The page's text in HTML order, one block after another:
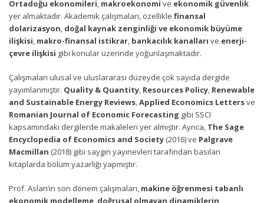
Ortadoğu ekonomileri, makroekonomi ve ekonomik güvenlik
yer almaktadır. Akademik çalışmaları, özellikle finansal
dolarizasyon, doğal kaynak zenginliği ve ekonomik büyüme
ilişkisi, makro-finansal istikrar, bankacılık kanalları ve enerji-
çevre ilişkisi gibi konular üzerinde yoğunlaşmaktadır.
Çalışmaları ulusal ve uluslararası düzeyde çok sayıda dergide
yayımlanmıştır. Quality & Quantity, Resources Policy, Renewable
and Sustainable Energy Reviews,Applied Economics Lettersve
Romanian Journal of Economic Forecasting gibi SSCI
kapsamındaki dergilerde makaleleri yer almıştır. Ayrıca, The Sage
Encyclopedia of Economics and Society (2016) ve Palgrave
Macmillan (2018) gibi saygın yayınevleri tarafından basılan
kitaplarda bölüm yazarlığı yapmıştır.
Prof. Aslan’ın son dönem çalışmaları, makine öğrenmesi tabanlı
ekonomik modelleme, doğrusal olmayan dinamiklerin